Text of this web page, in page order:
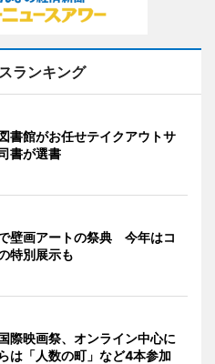
ランキング
書館がお任せテイクアウトサ
書が選書
壁画アートの祭典 今年はコ
特別展示も
際映画祭、オンライン中心に
は「人数の町」など4本参加